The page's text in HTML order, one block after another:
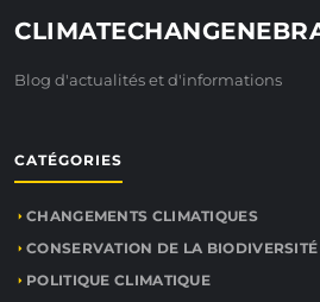
Blog d'actualités et d'informations
CATÉGORIES
CHANGEMENTS CLIMATIQUES
CONSERVATION DE LA BIODIVERSITÉ
POLITIQUE CLIMATIQUE